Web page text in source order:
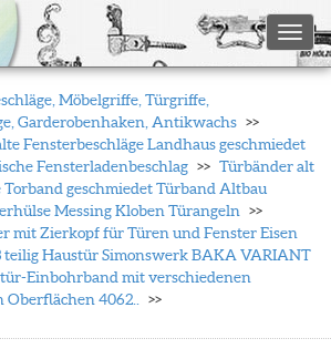
Möbelgriffe, Türgriffe,
Garderobenhaken, Antikwachs
Fensterbeschläge Landhaus geschmiedet
Fensterladenbeschlag
Türbänder alt
geschmiedet Türband Altbau
Messing Kloben Türangeln
mit Zierkopf für Türen und Fenster Eisen
teilig Haustür Simonswerk BAKA VARIANT
Einbohrband mit verschiedenen
4062..